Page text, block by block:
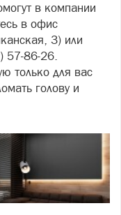
в компании
в офис
3) или
57-86-26.
только для вас
голову и